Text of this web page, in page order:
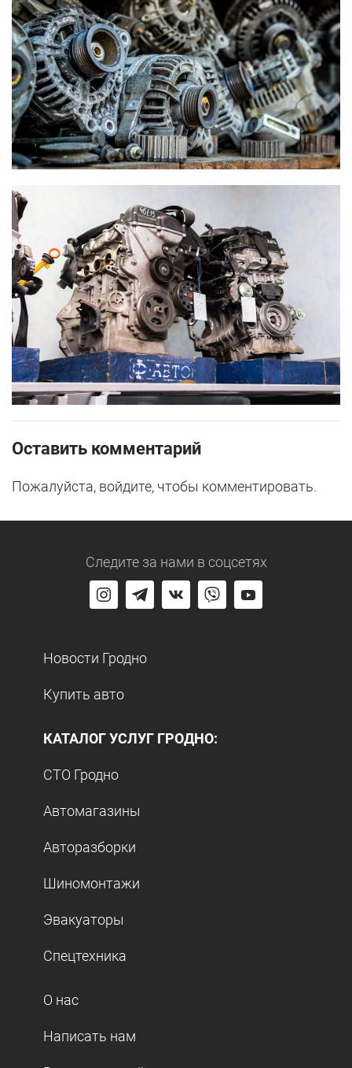
Оставить комментарий
Пожалуйста, войдите, чтобы комментировать.
Следите за нами в соцсетях
Новости Гродно
Купить авто
КАТАЛОГ УСЛУГ ГРОДНО:
СТО Гродно
Автомагазины
Авторазборки
Шиномонтажи
Эвакуаторы
Спецтехника
О нас
Написать нам